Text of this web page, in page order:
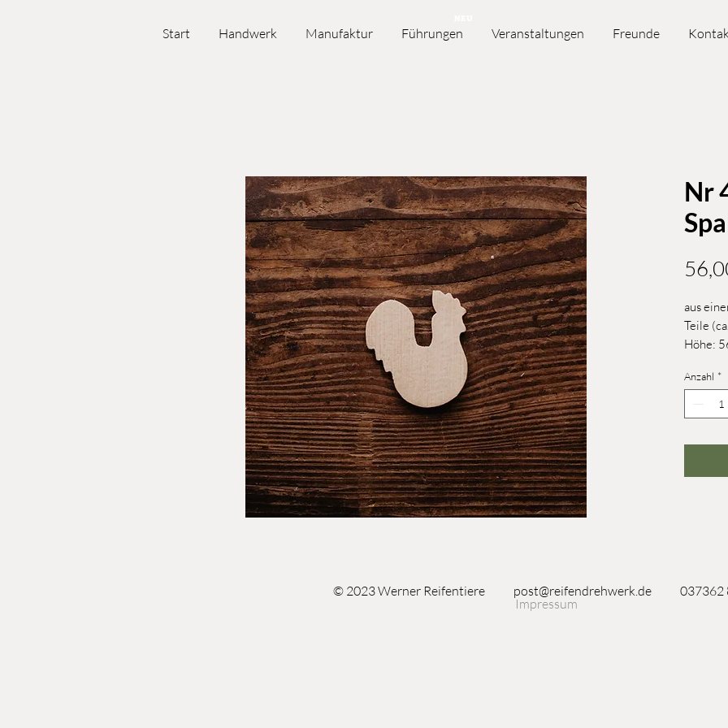
Start Handwerk Manufaktur Führungen Veranstaltungen Freunde
Nr
aus
Teile
Höhe:
Anzahl *
© 2023 Werner Reifentiere
Impressum
post@reifendrehwerk.de 037362